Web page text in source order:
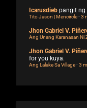
Icarusdieb pangit ng
Tito Jason | Mencircle· 3
Jhon Gabriel V.
Ang Unang Karanasan Ni
Jhon Gabriel V.
for you kuya.
Ang Lalake Sa Village· 3